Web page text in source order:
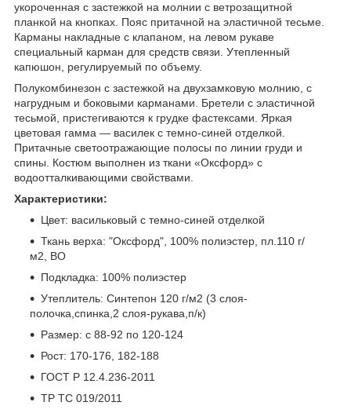
укороченная с застежкой на молнии с ветрозащитной
планкой на кнопках. Пояс притачной на эластичной тесьме.
Карманы накладные с клапаном, на левом рукаве
специальный карман для средств связи. Утепленный
капюшон, регулируемый по объему.
Полукомбинезон с застежкой на двухзамковую молнию, с
нагрудным и боковыми карманами. Бретели с эластичной
тесьмой, пристегиваются к грудке фастексами. Яркая
цветовая гамма — василек с темно-синей отделкой.
Притачные светоотражающие полосы по линии груди и
спины. Костюм выполнен из ткани «Оксфорд» с
водоотталкивающими свойствами.
Характеристики:
Цвет: васильковый с темно-синей отделкой
Ткань верха: "Оксфорд", 100% полиэстер, пл.110 г/
м2, ВО
Подкладка: 100% полиэстер
Утеплитель: Синтепон 120 г/м2 (3 слоя-
полочка,спинка,2 слоя-рукава,п/к)
Размер: с 88-92 по 120-124
Рост: 170-176, 182-188
ГОСТ Р 12.4.236-2011
ТР ТС 019/2011